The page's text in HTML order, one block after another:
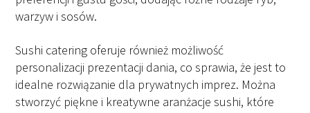
warzyw i sosów.
Sushi catering oferuje również możliwość
personalizacji prezentacji dania, co sprawia, że ​​jest to
idealne rozwiązanie dla prywatnych imprez. Można
stworzyć piękne i kreatywne aranżacje sushi, które